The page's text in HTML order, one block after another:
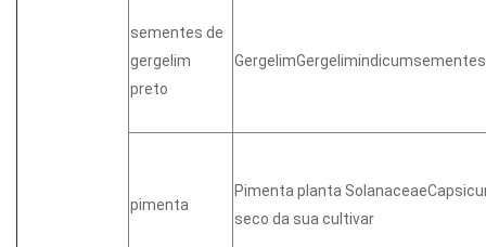
sementes de
gergelim
preto
pimenta
Pimenta planta
seco da sua cultivar